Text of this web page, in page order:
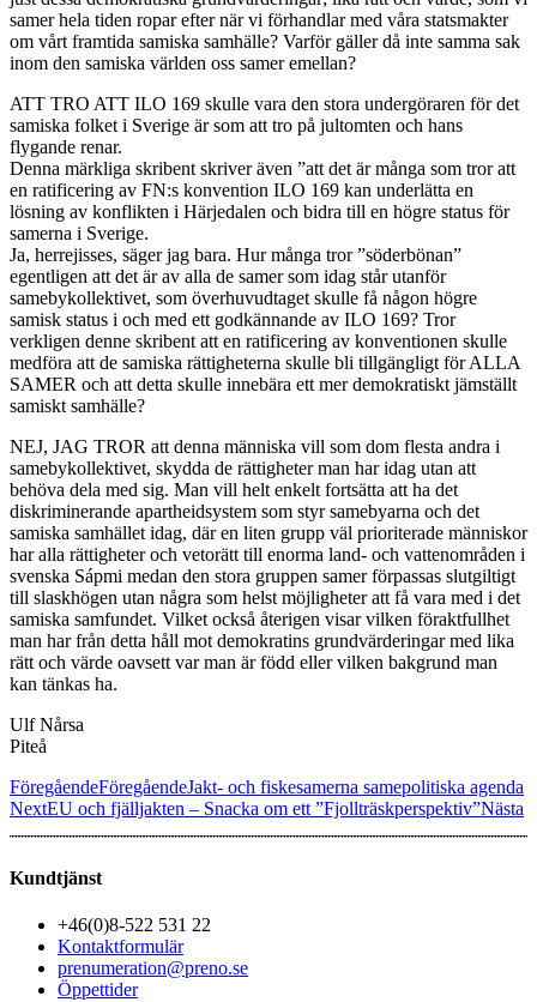
samer hela tiden ropar efter när vi förhandlar med våra statsmakter
om vårt framtida samiska samhälle? Varför gäller då inte samma sak
inom den samiska världen oss samer emellan?
ATT TRO ATT ILO 169 skulle vara den stora undergöraren för det
samiska folket i Sverige är som att tro på jultomten och hans
flygande renar.
Denna märkliga skribent skriver även ”att det är många som tror att
en ratificering av FN:s konvention ILO 169 kan underlätta en
lösning av konflikten i Härjedalen och bidra till en högre status för
samerna i Sverige.
Ja, herrejisses, säger jag bara. Hur många tror ”söderbönan”
egentligen att det är av alla de samer som idag står utanför
samebykollektivet, som överhuvudtaget skulle få någon högre
samisk status i och med ett godkännande av ILO 169? Tror
verkligen denne skribent att en ratificering av konventionen skulle
medföra att de samiska rättigheterna skulle bli tillgängligt för ALLA
SAMER och att detta skulle innebära ett mer demokratiskt jämställt
samiskt samhälle?
NEJ, JAG TROR att denna människa vill som dom flesta andra i
samebykollektivet, skydda de rättigheter man har idag utan att
behöva dela med sig. Man vill helt enkelt fortsätta att ha det
diskriminerande apartheidsystem som styr samebyarna och det
samiska samhället idag, där en liten grupp väl prioriterade människor
har alla rättigheter och vetorätt till enorma land- och vattenområden i
svenska Sápmi medan den stora gruppen samer förpassas slutgiltigt
till slaskhögen utan några som helst möjligheter att få vara med i det
samiska samfundet. Vilket också återigen visar vilken föraktfullhet
man har från detta håll mot demokratins grundvärderingar med lika
rätt och värde oavsett var man är född eller vilken bakgrund man
kan tänkas ha.
Ulf Nårsa
Piteå
FöregåendeFöregåendeJakt- och fiskesamerna samepolitiska agenda
NextEU och fjälljakten – Snacka om ett ”Fjollträskperspektiv”Nästa
Kundtjänst
+46(0)8-522 531 22
Kontaktformulär
prenumeration@preno.se
Öppettider